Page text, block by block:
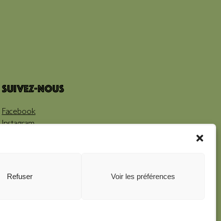
Refuser Voir les préférences
Suivez-nous
Facebook
Instagram